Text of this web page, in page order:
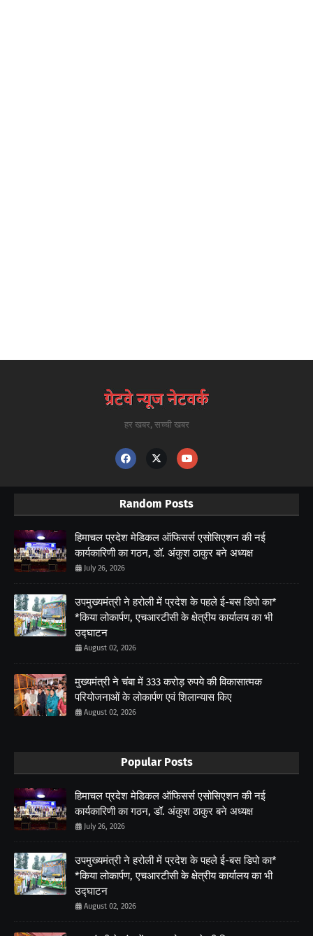
हर खबर, सच्ची खबर
Random Posts
हिमाचल प्रदेश मेडिकल ऑफिसर्स एसोसिएशन की नई
कार्यकारिणी का गठन, डॉ. अंकुश ठाकुर बने अध्यक्ष
July 26, 2026
उपमुख्यमंत्री ने हरोली में प्रदेश के पहले ई-बस डिपो का*
*किया लोकार्पण, एचआरटीसी के क्षेत्रीय कार्यालय का भी
उद्घाटन
August 02, 2026
मुख्यमंत्री ने चंबा में 333 करोड़ रुपये की विकासात्मक
परियोजनाओं के लोकार्पण एवं शिलान्यास किए
August 02, 2026
Popular Posts
हिमाचल प्रदेश मेडिकल ऑफिसर्स एसोसिएशन की नई
कार्यकारिणी का गठन, डॉ. अंकुश ठाकुर बने अध्यक्ष
July 26, 2026
उपमुख्यमंत्री ने हरोली में प्रदेश के पहले ई-बस डिपो का*
*किया लोकार्पण, एचआरटीसी के क्षेत्रीय कार्यालय का भी
उद्घाटन
August 02, 2026